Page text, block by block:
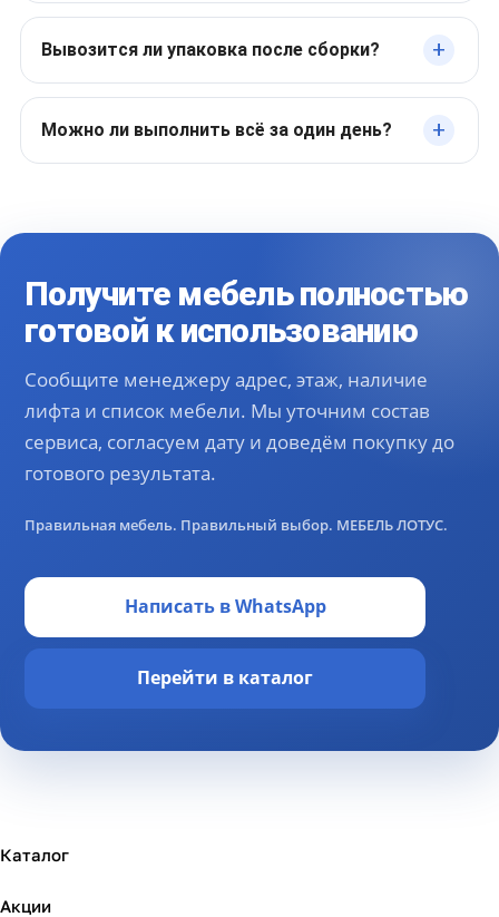
Вывозится ли упаковка после сборки?
Можно ли выполнить всё за один день?
Получите мебель полностью
готовой к использованию
Сообщите менеджеру адрес, этаж, наличие
лифта и список мебели. Мы уточним состав
сервиса, согласуем дату и доведём покупку до
готового результата.
Правильная мебель. Правильный выбор. МЕБЕЛЬ ЛОТУС.
Написать в WhatsApp
Перейти в каталог
Каталог
Акции